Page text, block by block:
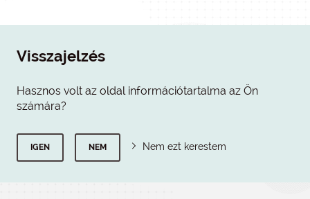
Visszajelzés
Hasznos volt az oldal információtartalma az Ön
számára?
IGEN NEM Nem ezt kerestem